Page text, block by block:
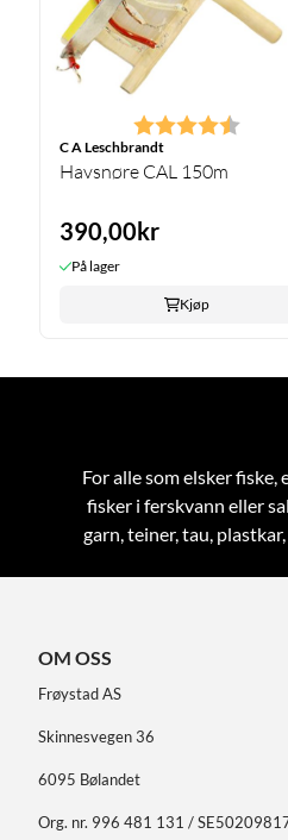
Karakter:
C A Leschbrandt
Havsnøre CAL 150m
390,00kr
På lager
Kjøp
For alle som elsker
fisker i ferskvann eller
garn, teiner, tau,
OM OSS
Frøystad AS
Skinnesvegen 36
6095 Bølandet
Org. nr. 996 481 131 /